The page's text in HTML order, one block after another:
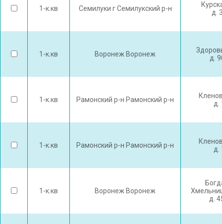
1-к.кв Семилуки г Семилукский р-н
д.
1-к.кв Воронеж Воронеж
д.
1-к.кв Рамонский р-н Рамонский р-н
д.
1-к.кв Рамонский р-н Рамонский р-н
д.
1-к.кв Воронеж Воронеж
д.